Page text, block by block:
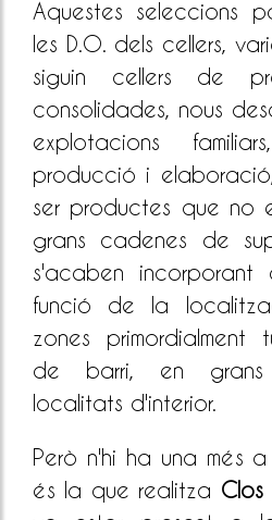
Aquestes seleccions
les D.O. dels cellers,
siguin cellers de
consolidades, nous
explotacions
producció i
ser productes que no
grans cadenes de
s'acaben incorporant
funció de la
zones primordialment
de barri, en grans
localitats d'interior.
Però n'hi ha una més
és la que realitza Clos